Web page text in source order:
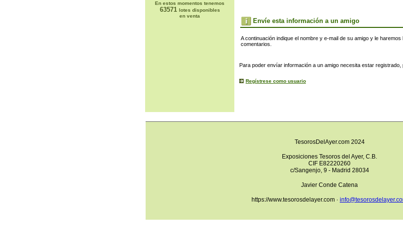
En estos momentos tenemos
63571 lotes disponibles
en venta
Envíe esta información a un amigo
A continuación indique el nombre y e-mail de su amigo y le
comentarios.
Para poder envíar información a un amigo necesita estar registrado,
Regístrese como usuario
TesorosDelAyer.com 2024
Exposiciones Tesoros del Ayer, C.B.
CIF E82220260
c/Sangenjo, 9 - Madrid 28034
Javier Conde Catena
https://www.tesorosdelayer.com ·